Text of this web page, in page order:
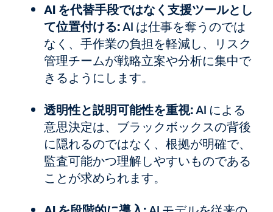
AI を代替手段ではなく支援ツールとし
て位置付ける:AI は仕事を奪うのでは
なく、手作業の負担を軽減し、リスク
管理チームが戦略立案や分析に集中で
きるようにします。
透明性と説明可能性を重視:AI による
意思決定は、ブラックボックスの背後
に隠れるのではなく、根拠が明確で、
監査可能かつ理解しやすいものである
ことが求められます。